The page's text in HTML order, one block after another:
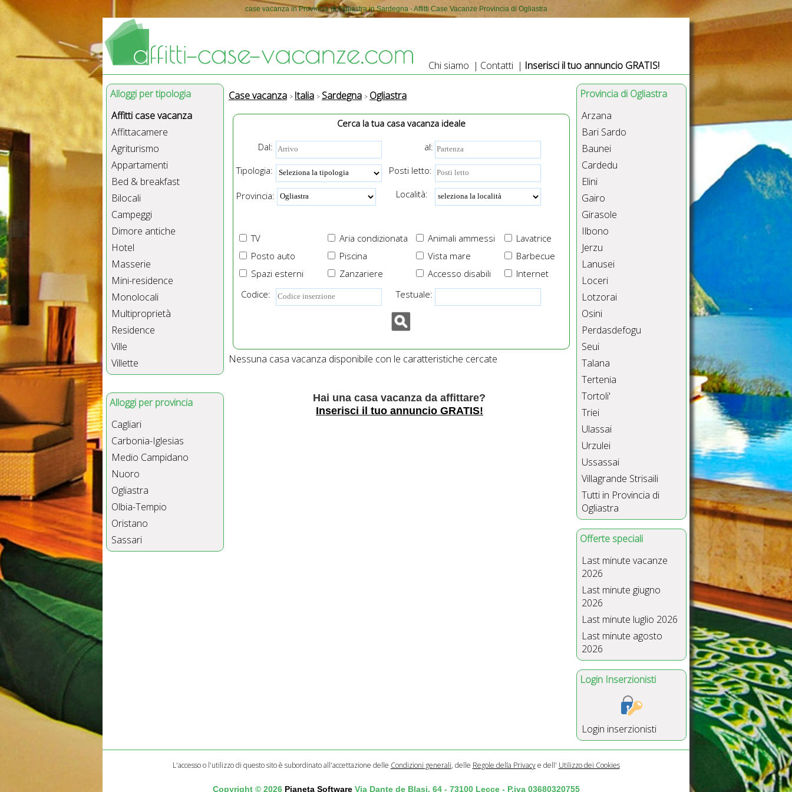
case vacanza in Provincia di Ogliastra in Sardegna - Affitti Case Vacanze Provincia di Ogliastra
Chi siamo | Contatti | Inserisci il tuo annuncio GRATIS!
Alloggi per tipologia
Affitti case vacanza
Affittacamere
Agriturismo
Appartamenti
Bed & breakfast
Bilocali
Campeggi
Dimore antiche
Hotel
Masserie
Mini-residence
Monolocali
Multiproprietà
Residence
Ville
Villette
Alloggi per provincia
Cagliari
Carbonia-Iglesias
Medio Campidano
Nuoro
Ogliastra
Olbia-Tempio
Oristano
Sassari
Case vacanza Italia Sardegna Ogliastra
Cerca la tua casa vacanza ideale
Dal:
al:
Tipologia:
Posti letto:
Provincia: Località:
TV Aria condizionata Animali ammessi
Lavatrice
Posto auto
Piscina Vista mare
Barbecue
Spazi esterni
Zanzariere Internet
Accesso disabili
Codice:
Testuale:
Nessuna casa vacanza disponibile con le caratteristiche cercate
Hai una casa vacanza da affittare?
Inserisci il tuo annuncio GRATIS!
Provincia di Ogliastra
Arzana
Bari Sardo
Baunei
Cardedu
Elini
Gairo
Girasole
Ilbono
Jerzu
Lanusei
Loceri
Lotzorai
Osini
Perdasdefogu
Seui
Talana
Tertenia
Tortoli'
Triei
Ulassai
Urzulei
Ussassai
Villagrande Strisaili
Tutti in Provincia di
Ogliastra
Offerte speciali
Last minute vacanze
2026
Last minute giugno
2026
Last minute luglio 2026
Last minute agosto
2026
Login Inserzionisti
Login inserzionisti
L'accesso o l'utilizzo di questo sito è subordinato all'accettazione delle Condizioni generali, delle Regole della Privacye dell' Utilizzo dei Cookies
Copyright © 2026 Pianeta SoftwareVia Dante de Blasi, 64 - 73100 Lecce - P.iva 03680320755